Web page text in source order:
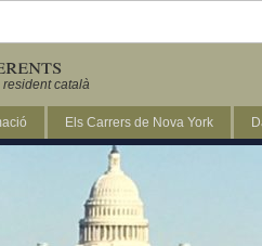
català
Els Carrers de Nova York